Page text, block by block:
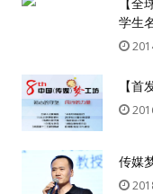
学生
【
传媒